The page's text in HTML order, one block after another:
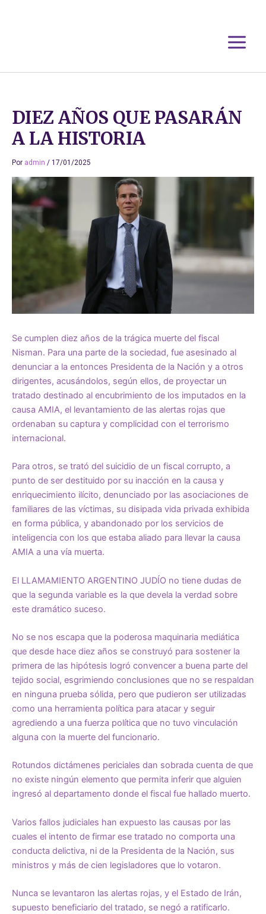
DIEZ AÑOS QUE PASARÁN
A LA HISTORIA
Por admin / 17/01/2025
Se cumplen diez años de la trágica muerte del fiscal
Nisman. Para una parte de la sociedad, fue asesinado al
denunciar a la entonces Presidenta de la Nación y a otros
dirigentes, acusándolos, según ellos, de proyectar un
tratado destinado al encubrimiento de los imputados en la
causa AMIA, el levantamiento de las alertas rojas que
ordenaban su captura y complicidad con el terrorismo
internacional.
Para otros, se trató del suicidio de un fiscal corrupto, a
punto de ser destituido por su inacción en la causa y
enriquecimiento ilícito, denunciado por las asociaciones de
familiares de las víctimas, su disipada vida privada exhibida
en forma pública, y abandonado por los servicios de
inteligencia con los que estaba aliado para llevar la causa
AMIA a una vía muerta.
El LLAMAMIENTO ARGENTINO JUDÍO no tiene dudas de
que la segunda variable es la que devela la verdad sobre
este dramático suceso.
No se nos escapa que la poderosa maquinaria mediática
que desde hace diez años se construyó para sostener la
primera de las hipótesis logró convencer a buena parte del
tejido social, esgrimiendo conclusiones que no se respaldan
en ninguna prueba sólida, pero que pudieron ser utilizadas
como una herramienta política para atacar y seguir
agrediendo a una fuerza política que no tuvo vinculación
alguna con la muerte del funcionario.
Rotundos dictámenes periciales dan sobrada cuenta de que
no existe ningún elemento que permita inferir que alguien
ingresó al departamento donde el fiscal fue hallado muerto.
Varios fallos judiciales han expuesto las causas por las
cuales el intento de firmar ese tratado no comporta una
conducta delictiva, ni de la Presidenta de la Nación, sus
ministros y más de cien legisladores que lo votaron.
Nunca se levantaron las alertas rojas, y el Estado de Irán,
supuesto beneficiario del tratado, se negó a ratificarlo.